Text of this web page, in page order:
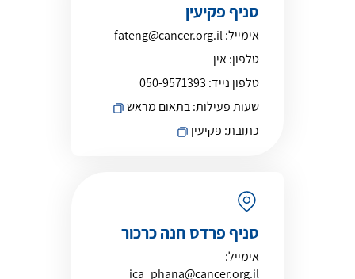
סניף פקיעין
אימייל:fateng@cancer.org.il
טלפון:אין
טלפון נייד: 050-9571393
שעות פעילות:בתאום מראש
כתובת: פקיעין
סניף פרדס חנה כרכור
אימייל:
ica_phana@cancer.org.il